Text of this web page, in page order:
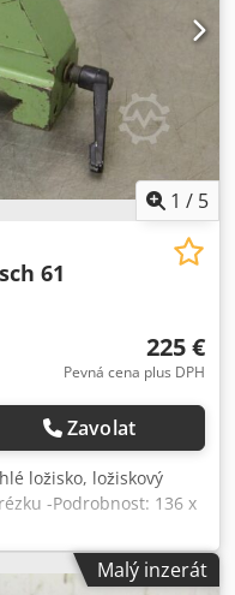
1 / 5
61
225 €
Pevná cena plus DPH
Zavolat
ložisko, ložiskový
-Podrobnost: 136 x
- Rozměry:
Dcjdpfx Asc Ih S Ael
Malý inzerát